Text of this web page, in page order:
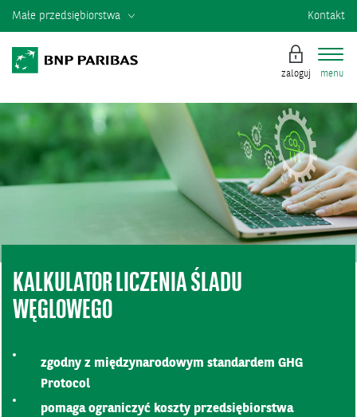
Małe przedsiębiorstwa Kontakt
zaloguj menu
KALKULATOR LICZENIA ŚLADU
WĘGLOWEGO
zgodny z międzynarodowym standardem GHG
Protocol
pomaga ograniczyć koszty przedsiębiorstwa